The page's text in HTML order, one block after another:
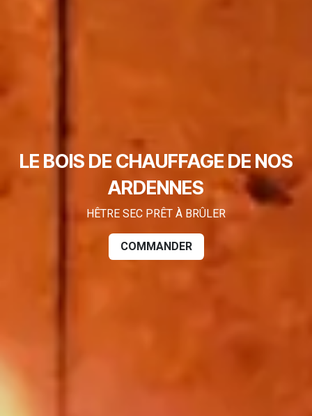
LE BOIS DE CHAUFFAGE DE NOS
ARDENNES
HÊTRE SEC PRÊT À BRÛLER
COMMANDER​​​​